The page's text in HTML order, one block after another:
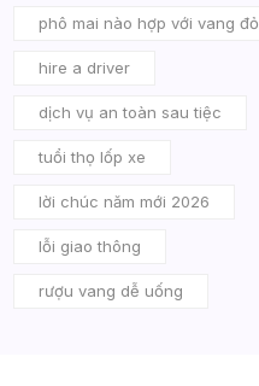
phô mai nào hợp với vang đỏ
hire a driver
dịch vụ an toàn sau tiệc
tuổi thọ lốp xe
lời chúc năm mới 2026
lỗi giao thông
rượu vang dễ uống